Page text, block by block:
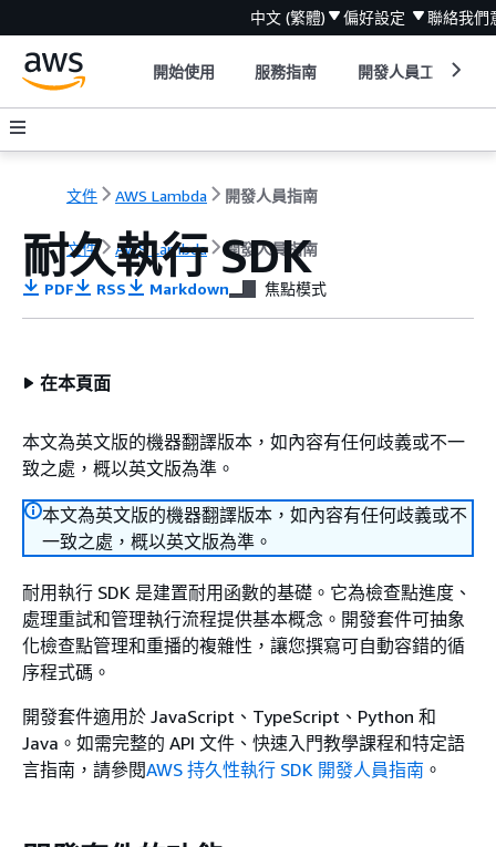
中文 (繁體) 偏好設定 聯絡我們
開始使用 服務指南 開發人員工具
文件 AWS Lambda 開發人員指南
文件 AWS Lambda 開發人員指南
耐久執行 SDK
PDF RSS Markdown 焦點模式
在本頁面
本文為英文版的機器翻譯版本，如內容有任何歧義或不一
致之處，概以英文版為準。
本文為英文版的機器翻譯版本，如內容有任何歧義或不
一致之處，概以英文版為準。
耐用執行 SDK 是建置耐用函數的基礎。它為檢查點進度、
處理重試和管理執行流程提供基本概念。開發套件可抽象
化檢查點管理和重播的複雜性，讓您撰寫可自動容錯的循
序程式碼。
開發套件適用於 JavaScript、TypeScript、Python 和
Java。如需完整的 API 文件、快速入門教學課程和特定語
言指南，請參閱AWS 持久性執行 SDK 開發人員指南 。